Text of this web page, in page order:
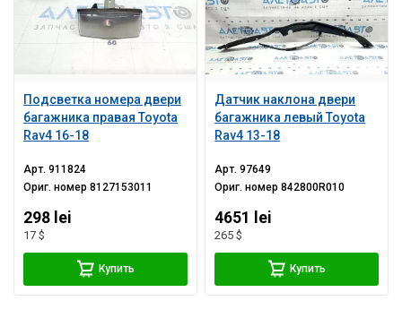
Подсветка номера двери
багажника правая Toyota
Rav4 16-18
Арт.911824
Ориг. номер8127153011
298 lei
17 $
Купить
Датчик наклона двери
багажника левый Toyota
Rav4 13-18
Арт.97649
Ориг. номер842800R010
4651 lei
265 $
Купить